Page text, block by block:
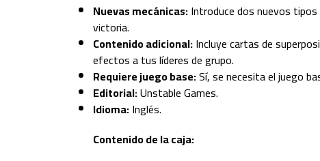
Nuevas mecánicas:Introduce dos nuevos tipos
victoria.
Contenido adicional:Incluye cartas de
efectos a tus líderes de grupo.
Requiere juego base:Sí, se necesita el juego
Editorial:Unstable Games.
Idioma:Inglés.
Contenido de la caja: